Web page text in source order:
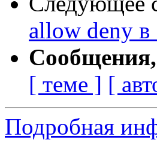
allow deny в
[ теме ] [
Подробная